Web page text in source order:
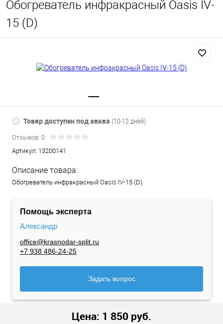
Обогреватель инфракрасный Oasis IV-
15 (D)
Товар доступен под заказ (10-12 дней)
Отзывов: 0
Артикул: 13200141
Описание товара:
Обогреватель инфракрасный Oasis IV-15 (D)
Помощь эксперта
Александр
office@krasnodar-split.ru
+7 938 486-24-25
Задать вопрос
Цена: 1 850 руб.